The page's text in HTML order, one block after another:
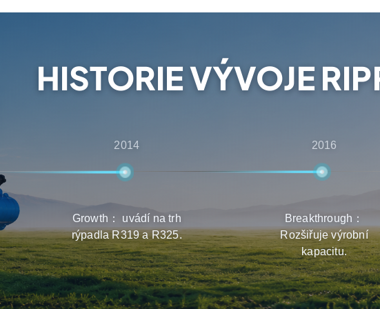
HISTORIE VÝVOJE
2014
Growth： uvádí na trh
rýpadla R319 a R325.
2016
Breakthrough：
Rozšiřuje výrobní
kapacitu.